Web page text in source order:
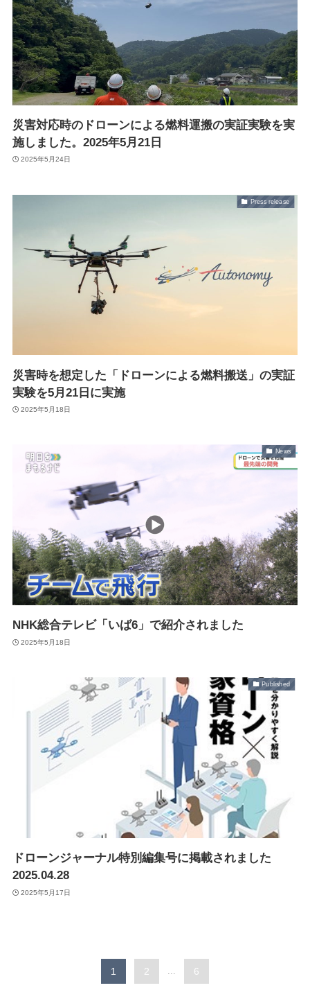
ニュース
プレスリリース
導入実績
出展情報
実証実験
掲載記事
Blog
株式会社Autonomy
国産産業用ドローン販売
〒104-0041 東京都中央区新富2-7-1-6F
災害対応時のドローンによる燃料運搬の実証実験を実
施しました。2025年5月21日
2025年5月24日
Press release
災害時を想定した「ドローンによる燃料搬送」の実証
実験を5月21日に実施
2025年5月18日
News
NHK総合テレビ「いば6」で紹介されました
2025年5月18日
Published
ドローンジャーナル特別編集号に掲載されました
2025.04.28
2025年5月17日
1 2 6